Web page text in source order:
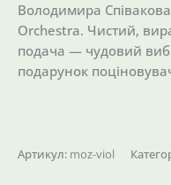
Володимира
Orchestra. Чистий,
подача — чудовий
подарунок
Артикул: moz-viol